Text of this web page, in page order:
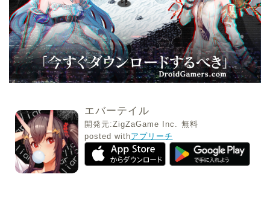
エバーテイル
開発元:ZigZaGame Inc. 無料
posted withアプリーチ